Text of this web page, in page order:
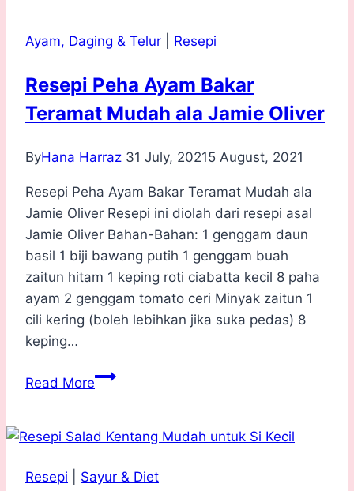
Ranggup
Lazat
Ayam, Daging & Telur Resepi
Resepi Peha Ayam Bakar
Teramat Mudah ala Jamie Oliver
ByHana Harraz 31 July, 20215 August, 2021
Resepi Peha Ayam Bakar Teramat Mudah ala
Jamie Oliver Resepi ini diolah dari resepi asal
Jamie Oliver Bahan-Bahan: 1 genggam daun
basil 1 biji bawang putih 1 genggam buah
zaitun hitam 1 keping roti ciabatta kecil 8 paha
ayam 2 genggam tomato ceri Minyak zaitun 1
cili kering (boleh lebihkan jika suka pedas) 8
keping…
Read MoreResepi
Bakar
Mudah
Resepi Sayur & Diet